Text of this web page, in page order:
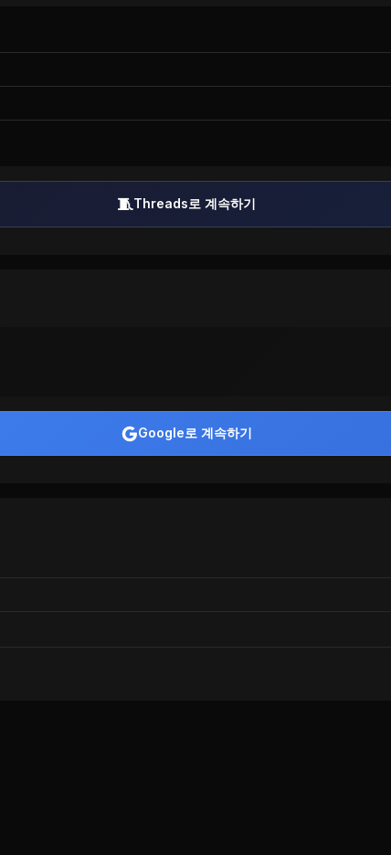
🧵Threads로 계속하기
Google로 계속하기